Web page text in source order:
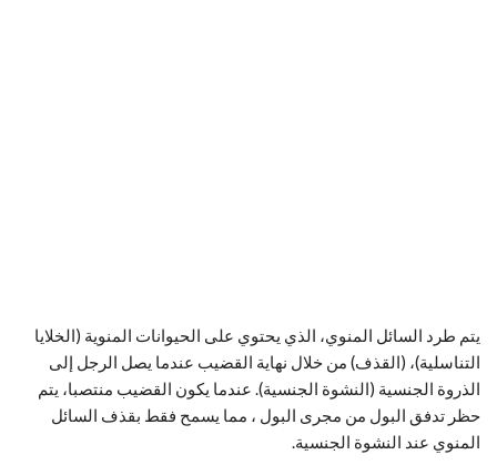
يتم طرد السائل المنوي، الذي يحتوي على الحيوانات المنوية (الخلايا
التناسلية)، (القذف) من خلال نهاية القضيب عندما يصل الرجل إلى
الذروة الجنسية (النشوة الجنسية). عندما يكون القضيب منتصبا، يتم
حظر تدفق البول من مجرى البول ، مما يسمح فقط بقذف السائل
المنوي عند النشوة الجنسية.